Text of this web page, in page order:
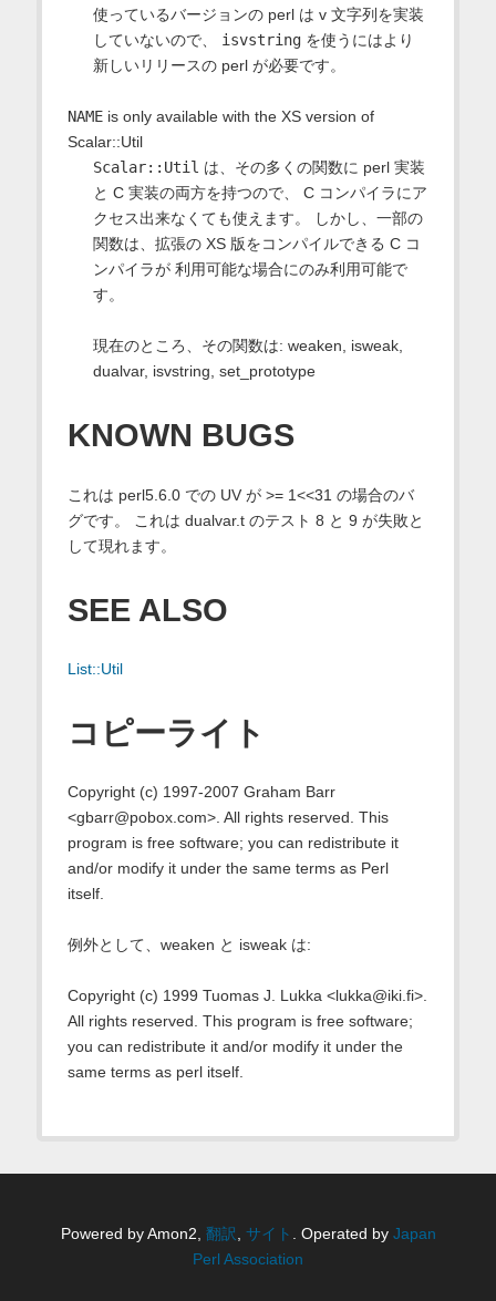
使っているバージョンの perl は v 文字列を実装
していないので、 isvstringを使うにはより
新しいリリースの perl が必要です。
NAMEis only available with the XS version of
Scalar::Util
Scalar::Util は、その多くの関数に perl 実装
と C 実装の両方を持つので、 C コンパイラにア
クセス出来なくても使えます。 しかし、一部の
関数は、拡張の XS 版をコンパイルできる C コ
ンパイラが 利用可能な場合にのみ利用可能で
す。
現在のところ、その関数は: weaken, isweak,
dualvar, isvstring, set_prototype
KNOWN BUGS
これは perl5.6.0 での UV が >= 1<<31 の場合のバ
グです。 これは dualvar.t のテスト 8 と 9 が失敗と
して現れます。
SEE ALSO
List::Util
コピーライト
Copyright (c) 1997-2007 Graham Barr
<gbarr@pobox.com>. All rights reserved. This
program is free software; you can redistribute it
and/or modify it under the same terms as Perl
itself.
例外として、weaken と isweak は:
Copyright (c) 1999 Tuomas J. Lukka <lukka@iki.fi>.
All rights reserved. This program is free software;
you can redistribute it and/or modify it under the
same terms as perl itself.
Powered by Amon2, 翻訳, サイト . Operated by Japan
Perl Association